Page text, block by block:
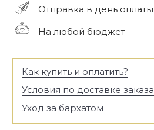
Отправка в день оплаты
На любой бюджет
Как купить и оплатить?
Условия по доставке заказа
Уход за бархатом